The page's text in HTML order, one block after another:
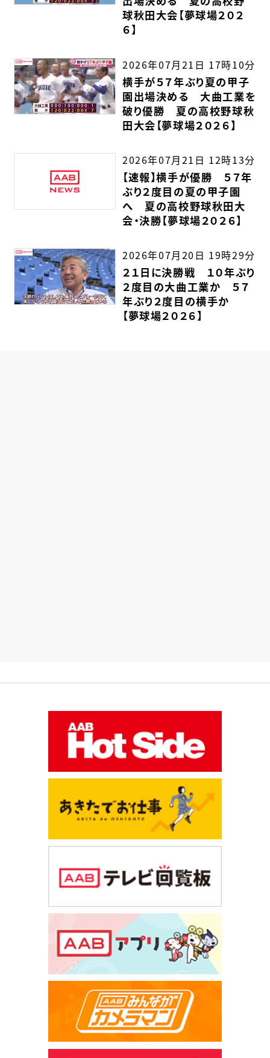
球秋田大会【夢球場２０２
６】
2026年07月21日 17時10分
横手が５７年ぶり夏の甲子
園出場決める 大曲工業を
破り優勝 夏の高校野球秋
田大会【夢球場２０２６】
2026年07月21日 12時13分
【速報】横手が優勝 ５７年
ぶり２度目の夏の甲子園
へ 夏の高校野球秋田大
会・決勝【夢球場２０２６】
2026年07月20日 19時29分
２１日に決勝戦 １０年ぶり
２度目の大曲工業か ５７
年ぶり２度目の横手か
【夢球場２０２６】